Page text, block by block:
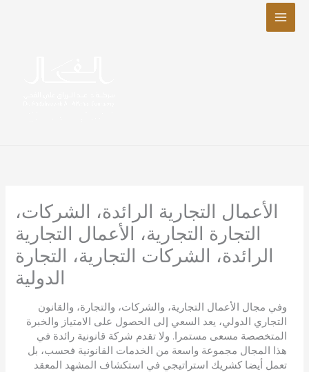
الأعمال التجارية الرائدة، الشركات،
التجارة التجارية، الأعمال التجارية
الرائدة، الشركات التجارية، التجارة
الدولية
وفي مجال الأعمال التجارية، والشركات، والتجارة، والقانون
التجاري الدولي، يعد السعي إلى الحصول على الامتياز والخبرة
المتخصصة مسعى مستمرا. ولا تقدم شركة قانونية رائدة في
هذا المجال مجموعة واسعة من الخدمات القانونية فحسب، بل
تعمل أيضا كشريك استراتيجي في استكشاف المشهد المعقد